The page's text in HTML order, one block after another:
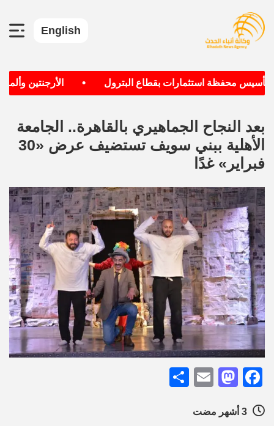
English
محفظة استثمارات بقطاع البترول • الأرجنتين وألمانيا
بعد النجاح الجماهيري بالقاهرة.. الجامعة
الأهلية ببني سويف تستضيف عرض «30
فبراير» غدًا
Facebook
Mastodon
Email